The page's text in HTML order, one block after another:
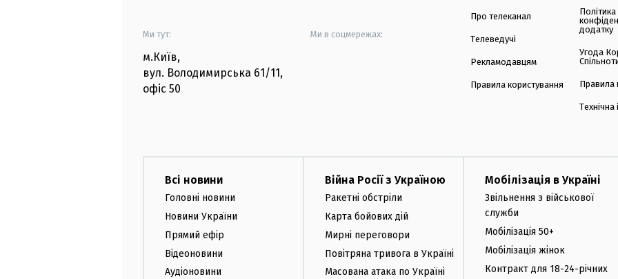
Ми тут:
м.Київ,
вул. Володимирська 61/11,
офіс 50
Ми в соцмережах:
Про телеканал
Телеведучі
Рекламодавцям
Правила користування
Політика
додатку
Угода
Правила
Технічна
Всі новини
Головні новини
Новини України
Прямий ефір
Відеоновини
Аудіоновини
Війна Росії з Україною
Ракетні обстріли
Карта бойових дій
Мирні переговори
Повітряна тривога в Україні
Масована атака по Україні
Мобілізація в Україні
Звільнення з військової
служби
Мобілізація 50+
Мобілізація жінок
Контракт для 18-24-річних